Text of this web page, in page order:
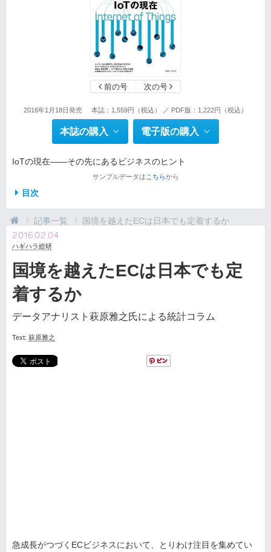
前の号 次の号
2016年1月18日発売 本誌：1,559円（税込） ／ PDF版：1,222円（税込）
本誌の購入 電子版の購入
IoTの現在――その先にあるビジネスのヒント
サンプルデータは こちらから
目次
記事一覧 国境を越えたECは日本でも定着するか
2016.02.04
ハギハラ総研
国境を越えたECは日本でも定
着するか
データアナリスト萩原雅之氏による統計コラム
Text: 萩原雅之
急成長がつづくECビジネスにおいて、とりわけ注目を集めてい